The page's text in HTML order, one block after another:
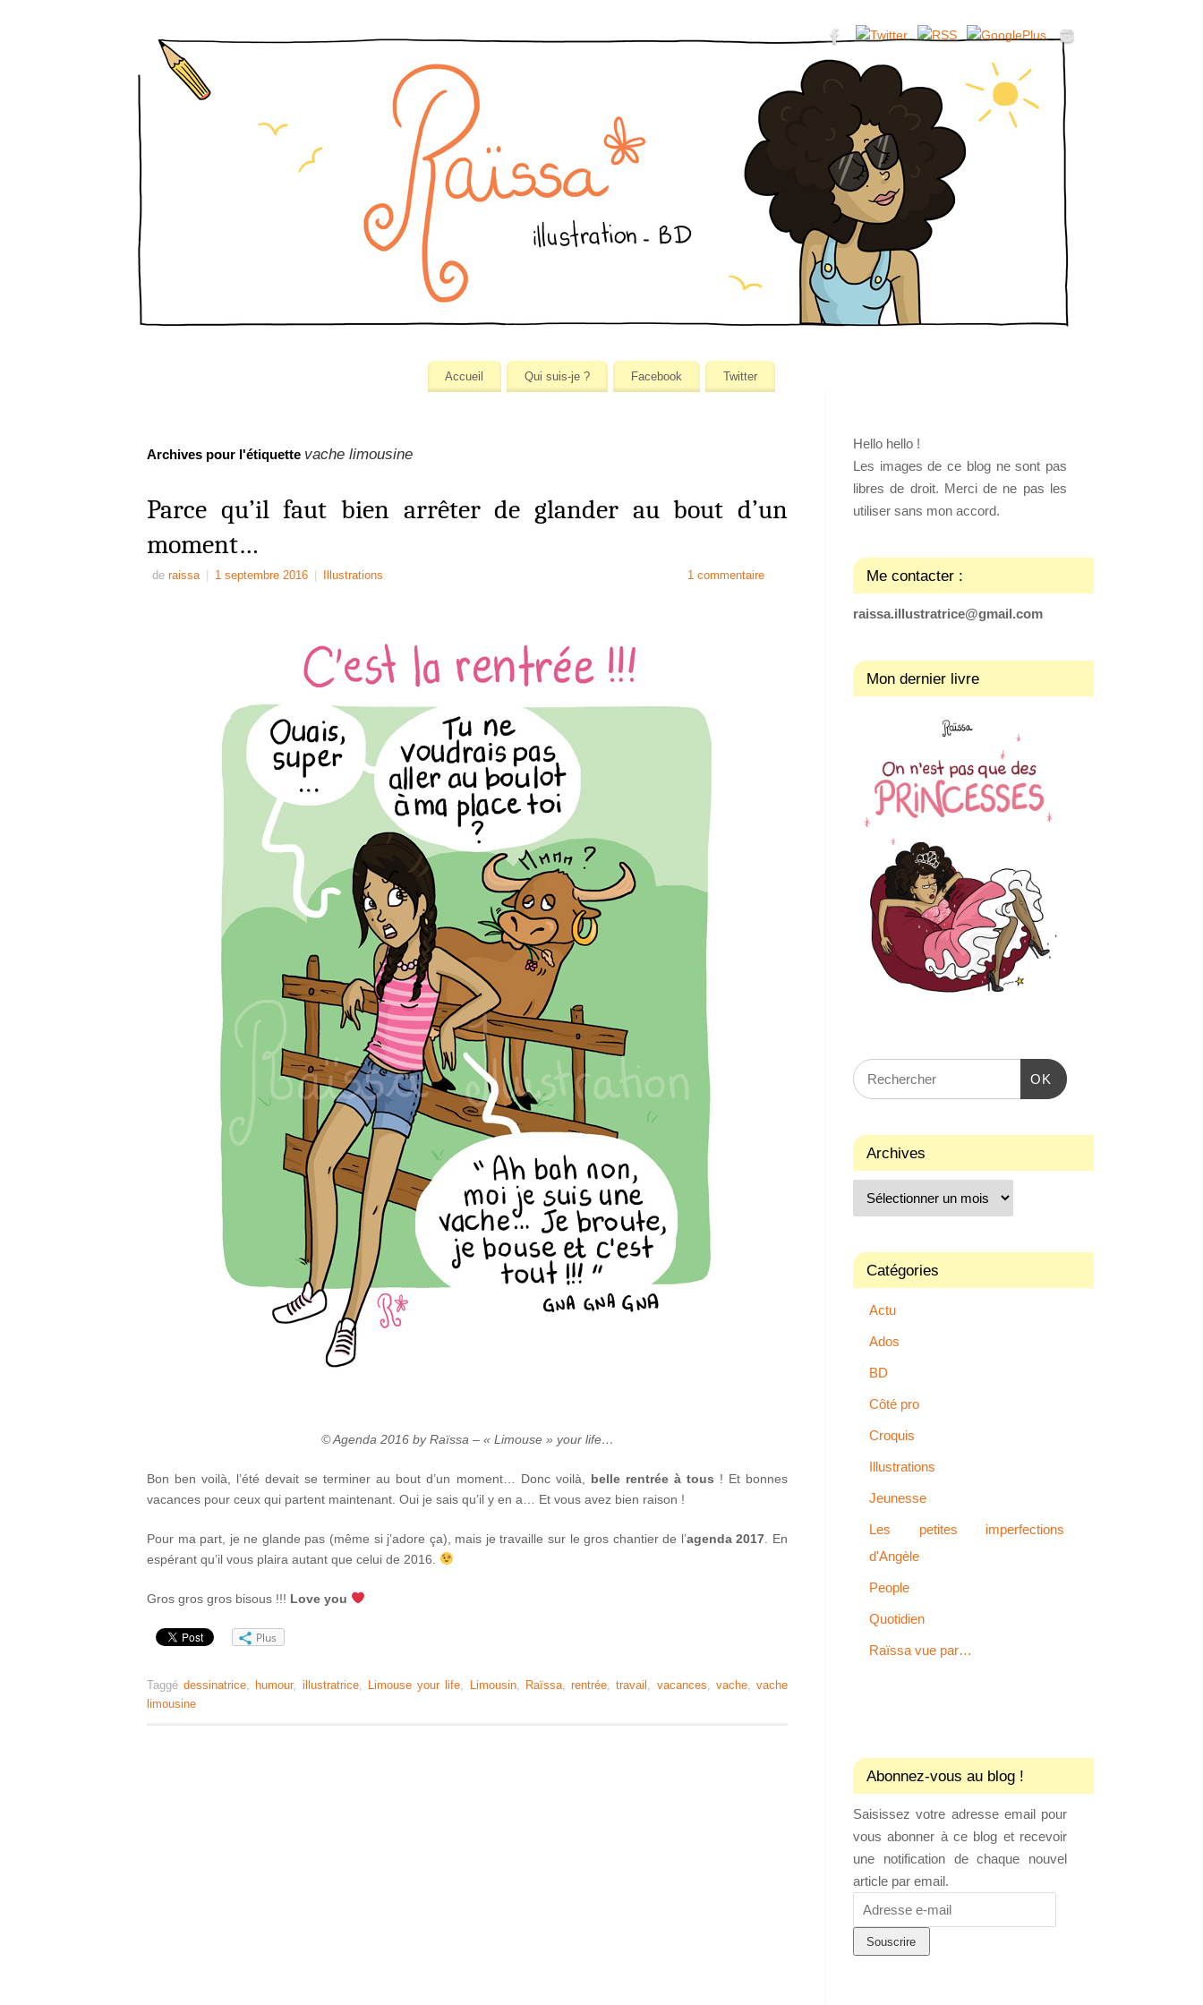
Accueil Qui suis-je ? Facebook Twitter
Archives pour l'étiquette vache limousine
Parce qu’il faut bien arrêter de glander au bout d’un
moment…
de raissa 1 septembre 2016 Illustrations 1 commentaire
© Agenda 2016 by Raïssa – « Limouse » your life…
Bon ben voilà, l’été devait se terminer au bout d’un moment… Donc voilà, belle rentrée à tous ! Et bonnes
vacances pour ceux qui partent maintenant. Oui je sais qu’il y en a… Et vous avez bien raison !
Pour ma part, je ne glande pas (même si j’adore ça), mais je travaille sur le gros chantier de l’agenda 2017 . En
espérant qu’il vous plaira autant que celui de 2016.
Gros gros gros bisous !!! Love you
Plus
Taggédessinatrice humour, illustratrice, Limouse your life Limousin, Raïssa,rentrée ,travail vacances vache,vache
limousine
Hello hello !
Les images de ce blog ne sont pas
libres de droit. Merci de ne pas les
utiliser sans mon accord.
Me contacter :
raissa.illustratrice@gmail.com
Mon dernier livre
OK
Archives
Catégories
Actu
Ados
BD
Côté pro
Croquis
Illustrations
Jeunesse
Les petites imperfections
d'Angèle
People
Quotidien
Raïssa vue par…
Abonnez-vous au blog !
Saisissez votre adresse email pour
vous abonner à ce blog et recevoir
une notification de chaque nouvel
article par email.
Adresse
e-
mail